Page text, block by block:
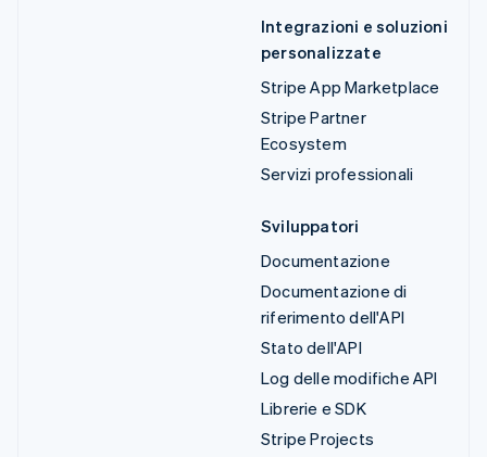
Integrazioni e soluzioni
personalizzate
Stripe App Marketplace
Stripe Partner
Ecosystem
Servizi professionali
Sviluppatori
Documentazione
Documentazione di
riferimento dell'API
Stato dell'API
Log delle modifiche API
Librerie e SDK
Stripe Projects